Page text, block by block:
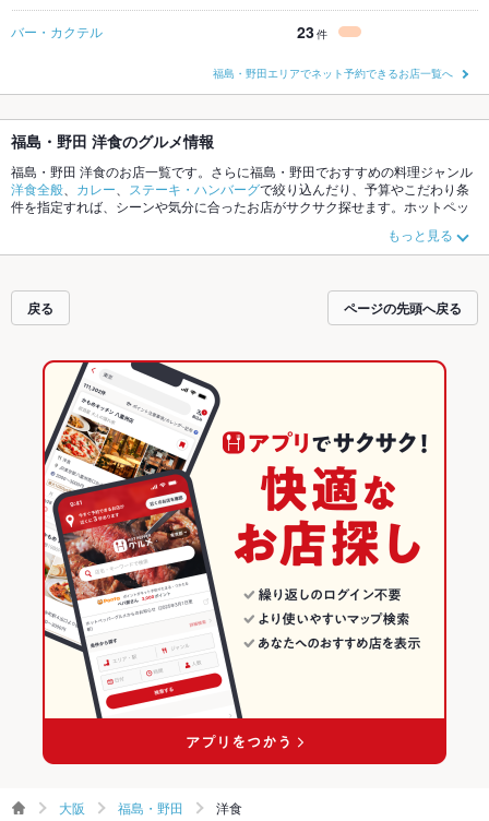
バー・カクテル 23件
福島・野田エリアでネット予約できるお店一覧へ
福島・野田 洋食のグルメ情報
福島・野田 洋食のお店一覧です。さらに福島・野田でおすすめの料理ジャンル
洋食全般
カレー ステーキ・ハンバーグで絞り込んだり、予算やこだわり条
件を指定すれば、シーンや気分に合ったお店がサクサク探せます。ホットペッ
や季節のおすすめ料理など、お店の最新情報をご紹介し
ているので安心！24時間使える簡単便利なネット予約が使えるお店も拡大中で
に便利にホットペッパーグルメをご利用ください。
もっと見る
戻る ページの先頭へ戻る
大阪 福島・野田 洋食